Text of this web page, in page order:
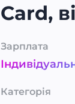
Card,
Зарплата
Категорія